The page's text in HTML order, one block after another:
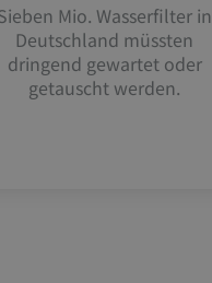
Mio. Wasserfilter in
Deutschland müssten
dringend gewartet oder
getauscht werden.